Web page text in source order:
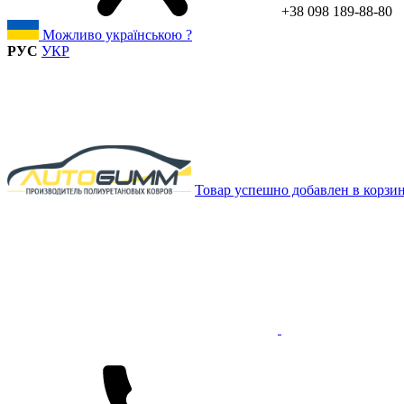
+38 098 189-88-80
Можливо українською ?
РУС УКР
Товар успешно добавлен в